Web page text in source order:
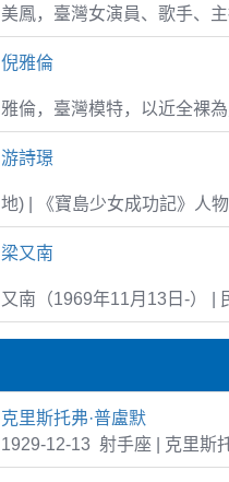
美鳳，臺灣女演員、歌手、
倪雅倫
雅倫，臺灣模特，以近全裸
游詩璟
地) | 《寶島少女成功記》人
梁又南
又南（1969年11月13日-） |
克里斯托弗·普盧默
1929-12-13 射手座 | 克里斯